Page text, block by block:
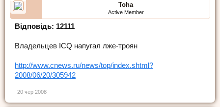
Toha
Active Member
Відповідь: 12111
Владельцев ICQ напугал лже-троян
http://www.cnews.ru/news/top/index.shtml?
2008/06/20/305942
20 чер 2008